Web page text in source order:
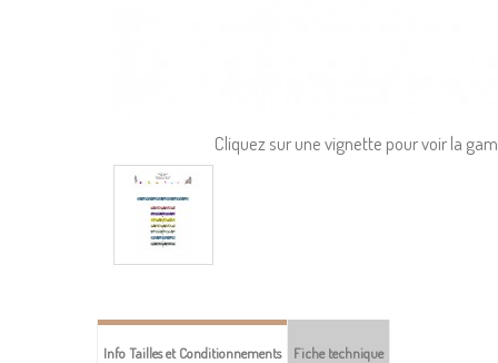
Cliquez sur une vignette pour voir la
Info Tailles et Conditionnements Fiche technique